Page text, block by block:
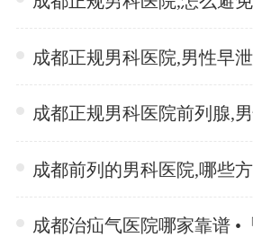
成都治疝气医院哪家靠谱 •